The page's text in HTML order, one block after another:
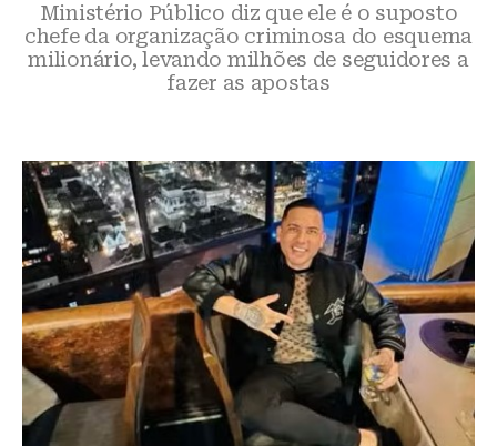
Ministério Público diz que ele é o suposto
chefe da organização criminosa do esquema
milionário, levando milhões de seguidores a
fazer as apostas